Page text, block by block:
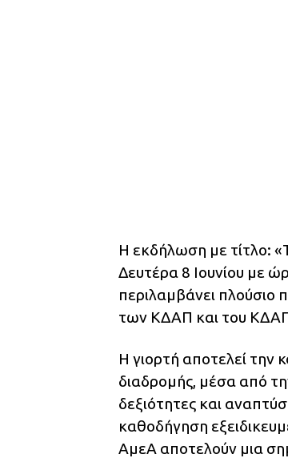
Η εκδήλωση με τίτλο:
Δευτέρα 8 Ιουνίου με
περιλαμβάνει πλούσιο
των ΚΔΑΠ και του
Η γιορτή αποτελεί την
διαδρομής, μέσα από
δεξιότητες και
καθοδήγηση
ΑμεΑ αποτελούν μια